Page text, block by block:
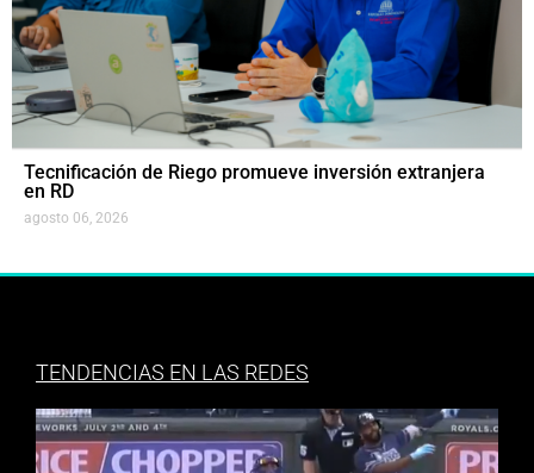
Tecnificación de Riego promueve inversión extranjera
en RD
agosto 06, 2026
TENDENCIAS EN LAS REDES